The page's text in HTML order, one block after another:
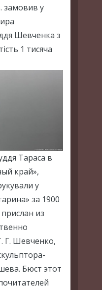
замовив у
Шевченка з
1 тисяча
Тараса в
край»,
у
за 1900
прислан из
Г. Шевченко,
Бюст этот